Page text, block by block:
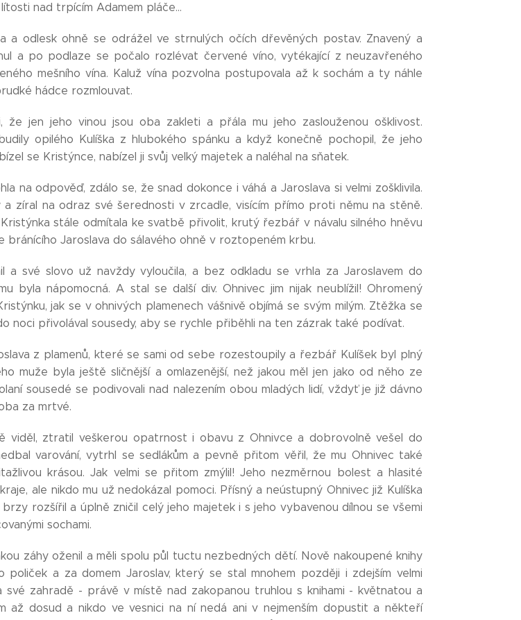
nad trpícím Adamem pláče...
a odlesk ohně se odrážel ve strnulých očích dřevěných postav. Znavený a
a po podlaze se počalo rozlévat červené víno, vytékající z neuzavřeného
mešního vína. Kaluž vína pozvolna postupovala až k sochám a ty náhle
hádce rozmlouvat.
že jen jeho vinou jsou oba zakleti a přála mu jeho zaslouženou ošklivost.
opilého Kulíška z hlubokého spánku a když konečně pochopil, že jeho
se Kristýnce, nabízel ji svůj velký majetek a naléhal na sňatek.
na odpověď, zdálo se, že snad dokonce i váhá a Jaroslava si velmi zošklivila.
zíral na odraz své šerednosti v zrcadle, visícím přímo proti němu na stěně.
stále odmítala ke svatbě přivolit, krutý řezbář v návalu silného hněvu
bránícího Jaroslava do sálavého ohně v roztopeném krbu.
a své slovo už navždy vyloučila, a bez odkladu se vrhla za Jaroslavem do
byla nápomocná. A stal se další div. Ohnivec jim nijak neublížil! Ohromený
jak se v ohnivých plamenech vášnivě objímá se svým milým. Ztěžka se
noci přivolával sousedy, aby se rychle přiběhli na ten zázrak také podívat.
z plamenů, které se sami od sebe rozestoupily a řezbář Kulíšek byl plný
muže byla ještě sličnější a omlazenější, než jakou měl jen jako od něho ze
sousedé se podivovali nad nalezením obou mladých lidí, vždyť je již dávno
za mrtvé.
viděl, ztratil veškerou opatrnost i obavu z Ohnivce a dobrovolně vešel do
varování, vytrhl se sedlákům a pevně přitom věřil, že mu Ohnivec také
krásou. Jak velmi se přitom zmýlil! Jeho nezměrnou bolest a hlasité
ale nikdo mu už nedokázal pomoci. Přísný a neústupný Ohnivec již Kulíška
rozšířil a úplně zničil celý jeho majetek i s jeho vybavenou dílnou se všemi
sochami.
záhy oženil a měli spolu půl tuctu nezbedných dětí. Nově nakoupené knihy
a za domem Jaroslav, který se stal mnohem později i zdejším velmi
své zahradě - právě v místě nad zakopanou truhlou s knihami - květnatou a
až dosud a nikdo ve vesnici na ní nedá ani v nejmenším dopustit a někteří